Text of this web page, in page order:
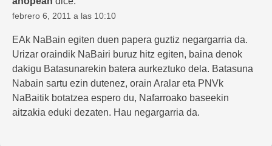
febrero 6, 2011 a las 10:10
EAk NaBain egiten duen papera guztiz negargarria da.
Urizar oraindik NaBairi buruz hitz egiten, baina denok
dakigu Batasunarekin batera aurkeztuko dela. Batasuna
Nabain sartu ezin dutenez, orain Aralar eta PNVk
NaBaitik botatzea espero du, Nafarroako baseekin
aitzakia eduki dezaten. Hau negargarria da.